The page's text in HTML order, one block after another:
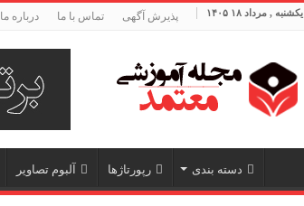
یکشنبه , مرداد ۱۸ ۱۴۰۵ پذیرش آگهی تماس با ما درباره ما
دسته بندی رپورتاژها آلبوم تصاویر